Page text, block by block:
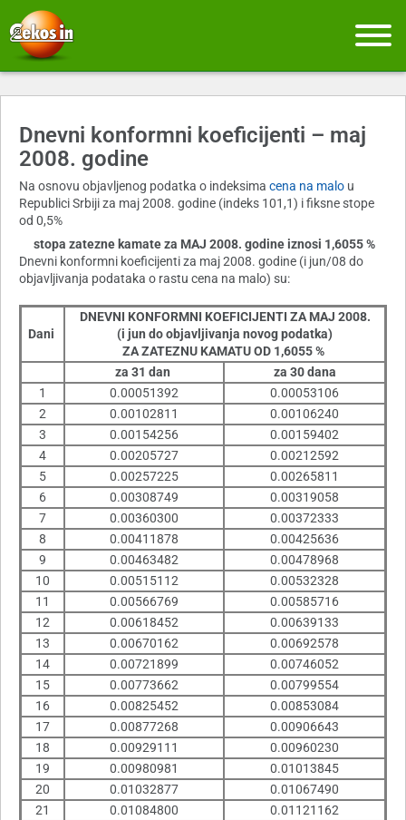
Dnevni konformni koeficijenti – maj
2008. godine
Na osnovu objavljenog podatka o indeksima cena na malo u
Republici Srbiji za maj 2008. godine (indeks 101,1) i fiksne stope
od 0,5%
stopa zatezne kamate za MAJ 2008. godine iznosi 1,6055 %
Dnevni konformni koeficijenti za maj 2008. godine (i jun/08 do
objavljivanja podataka o rastu cena na malo) su:
Dani
DNEVNI KONFORMNI KOEFICIJENTI ZA MAJ 2008.
(i jun do objavljivanja novog podatka)
ZA ZATEZNU KAMATU OD 1,6055 %
za 31 dan
za 30 dana
1
0.00051392
0.00053106
2
0.00102811
0.00106240
3
0.00154256
0.00159402
4
0.00205727
0.00212592
5
0.00257225
0.00265811
6
0.00308749
0.00319058
7
0.00360300
0.00372333
8
0.00411878
0.00425636
9
0.00463482
0.00478968
10
0.00515112
0.00532328
11
0.00566769
0.00585716
12
0.00618452
0.00639133
13
0.00670162
0.00692578
14
0.00721899
0.00746052
15
0.00773662
0.00799554
16
0.00825452
0.00853084
17
0.00877268
0.00906643
18
0.00929111
0.00960230
19
0.00980981
0.01013845
20
0.01032877
0.01067490
21
0.01084800
0.01121162